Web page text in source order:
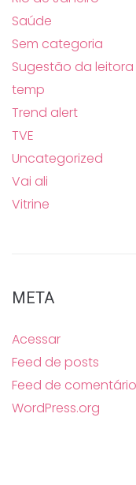
Saúde
Sem categoria
Sugestão da leitora
temp
Trend alert
TVE
Uncategorized
Vai ali
Vitrine
META
Acessar
Feed de posts
Feed de
WordPress.org